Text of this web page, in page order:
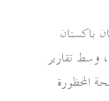
باكستان
وسط تقارير
المحظورة